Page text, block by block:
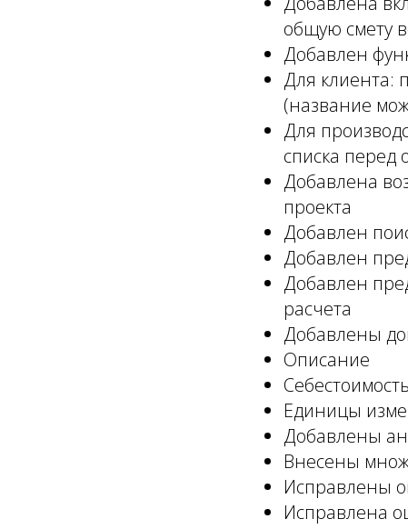
общую смету
Добавлен
Для клиента:
(название
Для
списка перед
Добавлена
проекта
Добавлен
Добавлен
Добавлен
расчета
Добавлены
Описание
Единицы
Добавлены
Внесены
Исправлены
Исправлена